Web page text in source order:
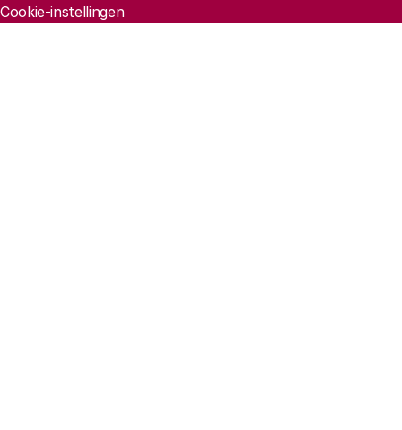
Een actieve, richtinggevende rol van de overheid
Cookie-instellingen